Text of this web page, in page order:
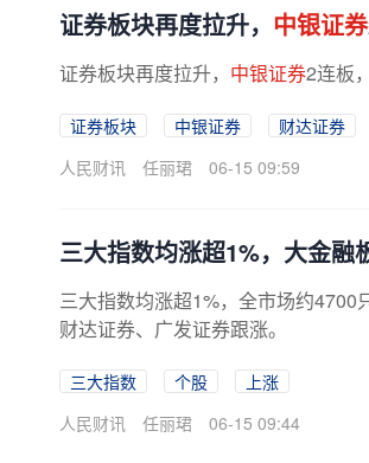
证券板块再度拉升， 中银证券
证券板块再度拉升， 中银证券2连板
证券板块 中银证券
财达证券
人民财讯
任丽珺 06-15 09:59
三大指数均涨超1%，大金融
三大指数均涨超1%，全市场约
财达证券、广发证券跟涨。
三大指数 个股
上涨
人民财讯
任丽珺 06-15 09:44